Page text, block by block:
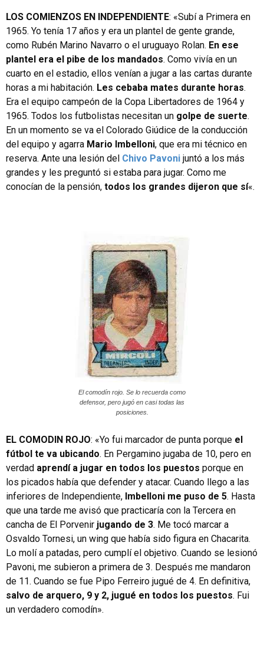
LOS COMIENZOS EN INDEPENDIENTE: «Subí a Primera en
1965. Yo tenía 17 años y era un plantel de gente grande,
como Rubén Marino Navarro o el uruguayo Rolan. En ese
plantel era el pibe de los mandados. Como vivía en un
cuarto en el estadio, ellos venían a jugar a las cartas durante
horas a mi habitación. Les cebaba mates durante horas.
Era el equipo campeón de la Copa Libertadores de 1964 y
1965. Todos los futbolistas necesitan un golpe de suerte.
En un momento se va el Colorado Giúdice de la conducción
del equipo y agarra Mario Imbelloni, que era mi técnico en
reserva. Ante una lesión del Chivo Pavoni juntó a los más
grandes y les preguntó si estaba para jugar. Como me
conocían de la pensión, todos los grandes dijeron que sí«.
El comodín rojo. Se lo recuerda como
defensor, pero jugó en casi todas las
posiciones.
EL COMODIN ROJO: «Yo fui marcador de punta porque el
fútbol te va ubicando. En Pergamino jugaba de 10, pero en
verdad aprendí a jugar en todos los puestos porque en
los picados había que defender y atacar. Cuando llego a las
inferiores de Independiente, Imbelloni me puso de 5. Hasta
que una tarde me avisó que practicaría con la Tercera en
cancha de El Porvenir jugando de 3. Me tocó marcar a
Osvaldo Tornesi, un wing que había sido figura en Chacarita.
Lo molí a patadas, pero cumplí el objetivo. Cuando se lesionó
Pavoni, me subieron a primera de 3. Después me mandaron
de 11. Cuando se fue Pipo Ferreiro jugué de 4. En definitiva,
salvo de arquero, 9 y 2, jugué en todos los puestos. Fui
un verdadero comodín».